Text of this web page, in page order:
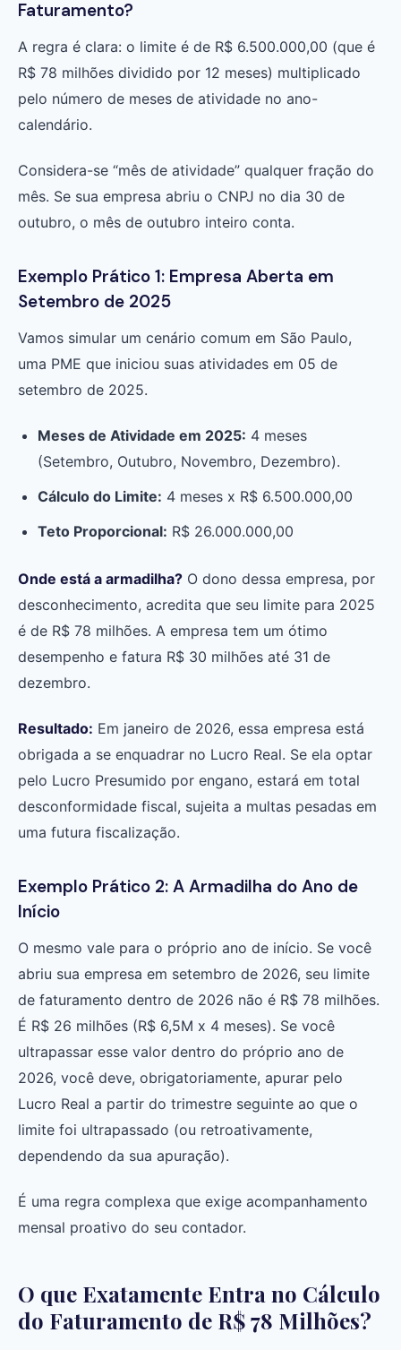
Faturamento?
A regra é clara: o limite é de R$ 6.500.000,00 (que é
R$ 78 milhões dividido por 12 meses) multiplicado
pelo número de meses de atividade no ano-
calendário.
Considera-se “mês de atividade” qualquer fração do
mês. Se sua empresa abriu o CNPJ no dia 30 de
outubro, o mês de outubro inteiro conta.
Exemplo Prático 1: Empresa Aberta em
Setembro de 2025
Vamos simular um cenário comum em São Paulo,
uma PME que iniciou suas atividades em 05 de
setembro de 2025.
Meses de Atividade em 2025: 4 meses
(Setembro, Outubro, Novembro, Dezembro).
Cálculo do Limite: 4 meses x R$ 6.500.000,00
Teto Proporcional: R$ 26.000.000,00
Onde está a armadilha? O dono dessa empresa, por
desconhecimento, acredita que seu limite para 2025
é de R$ 78 milhões. A empresa tem um ótimo
desempenho e fatura R$ 30 milhões até 31 de
dezembro.
Resultado: Em janeiro de 2026, essa empresa está
obrigada a se enquadrar no Lucro Real. Se ela optar
pelo Lucro Presumido por engano, estará em total
desconformidade fiscal, sujeita a multas pesadas em
uma futura fiscalização.
Exemplo Prático 2: A Armadilha do Ano de
Início
O mesmo vale para o próprio ano de início. Se você
abriu sua empresa em setembro de 2026, seu limite
de faturamento dentro de 2026 não é R$ 78 milhões.
É R$ 26 milhões (R$ 6,5M x 4 meses). Se você
ultrapassar esse valor dentro do próprio ano de
2026, você deve, obrigatoriamente, apurar pelo
Lucro Real a partir do trimestre seguinte ao que o
limite foi ultrapassado (ou retroativamente,
dependendo da sua apuração).
É uma regra complexa que exige acompanhamento
mensal proativo do seu contador.
O que Exatamente Entra no Cálculo
do Faturamento de R$ 78 Milhões?